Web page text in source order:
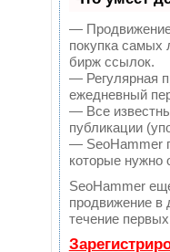
— Продвижение
покупка самых
бирж ссылок.
— Регулярная
ежедневный
— Все
публикации
— SeoHammer
которые нужно
SeoHammer
продвижение в
течение